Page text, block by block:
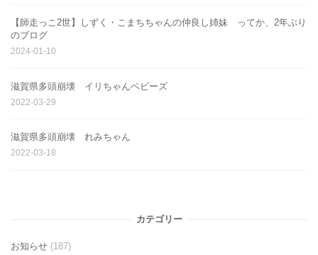
【師走っこ2世】しずく・こまちちゃんの仲良し姉妹 ってか、2年ぶり
のブログ
2024-01-10
滋賀県多頭崩壊 イリちゃんベビーズ
2022-03-29
滋賀県多頭崩壊 れみちゃん
2022-03-18
カテゴリー
お知らせ (187)